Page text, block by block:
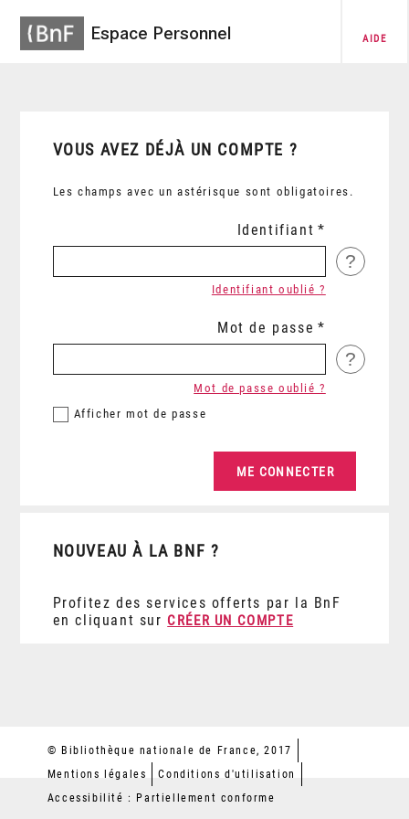
Espace Personnel AIDE
VOUS AVEZ DÉJÀ UN COMPTE ?
Les champs avec un astérisque sont obligatoires.
Identifiant
?
Identifiant oublié ?
Mot de passe
?
Afficher mot de passe
Mot de passe oublié ?
NOUVEAU À LA BNF ?
Profitez des services offerts par la BnF
en cliquant sur CRÉER UN COMPTE
© Bibliothèque nationale de France, 2017
Mentions légales
Conditions d'utilisation
Accessibilité : Partiellement conforme